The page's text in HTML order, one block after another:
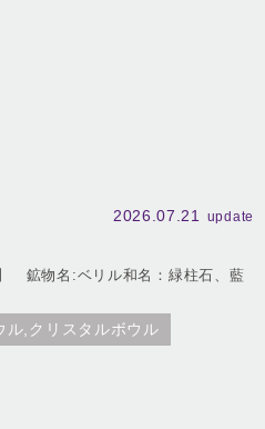
2026.07.21 update
鉱物名:ベリル和名：緑柱石、藍
ル,クリスタルボウル